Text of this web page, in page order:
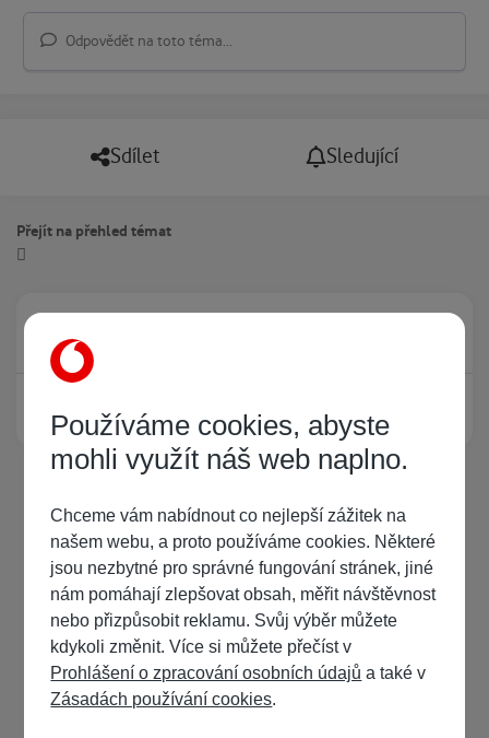
Odpovědět na toto téma...
Sdílet Sledující
Přejít na přehled témat
Právě prohlíží tuto stránku
Žádný registrovaný uživatel si neprohlíží tuto stránku
Používáme cookies, abyste
mohli využít náš web naplno.
Chceme vám nabídnout co nejlepší zážitek na
našem webu, a proto používáme cookies. Některé
jsou nezbytné pro správné fungování stránek, jiné
nám pomáhají zlepšovat obsah, měřit návštěvnost
nebo přizpůsobit reklamu. Svůj výběr můžete
kdykoli změnit. Více si můžete přečíst v
Prohlášení o zpracování osobních údajů a také v
Zásadách používání cookies.